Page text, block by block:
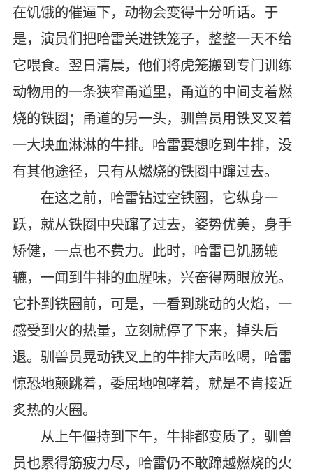
在饥饿的催逼下，动物会变得十分听话。于
是，演员们把哈雷关进铁笼子，整整一天不给
它喂食。翌日清晨，他们将虎笼搬到专门训练
动物用的一条狭窄甬道里，甬道的中间支着燃
烧的铁圈；甬道的另一头，驯兽员用铁叉叉着
一大块血淋淋的牛排。哈雷要想吃到牛排，没
有其他途径，只有从燃烧的铁圈中蹿过去。
在这之前，哈雷钻过空铁圈，它纵身一
跃，就从铁圈中央蹿了过去，姿势优美，身手
矫健，一点也不费力。此时，哈雷已饥肠辘
辘，一闻到牛排的血腥味，兴奋得两眼放光。
它扑到铁圈前，可是，一看到跳动的火焰，一
感受到火的热量，立刻就停了下来，掉头后
退。驯兽员晃动铁叉上的牛排大声吆喝，哈雷
惊恐地颠跳着，委屈地咆哮着，就是不肯接近
炙热的火圈。
从上午僵持到下午，牛排都变质了，驯兽
员也累得筋疲力尽，哈雷仍不敢蹿越燃烧的火